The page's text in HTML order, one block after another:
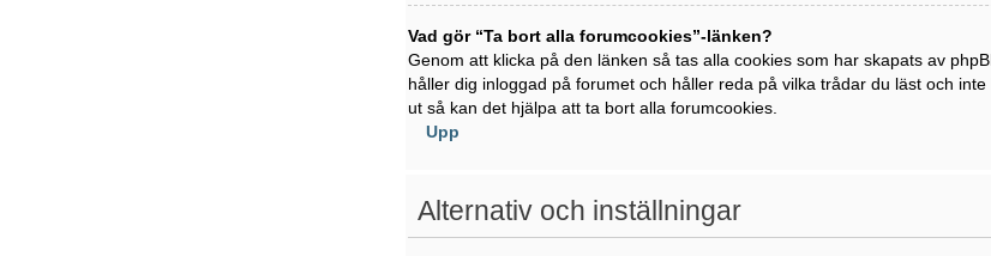
Vad gör “Ta bort alla forumcookies”-länken?
Genom att klicka på den länken så tas alla cookies som har skapats av
håller dig inloggad på forumet och håller reda på vilka trådar du läst och
ut så kan det hjälpa att ta bort alla forumcookies.
Upp
Alternativ och inställningar